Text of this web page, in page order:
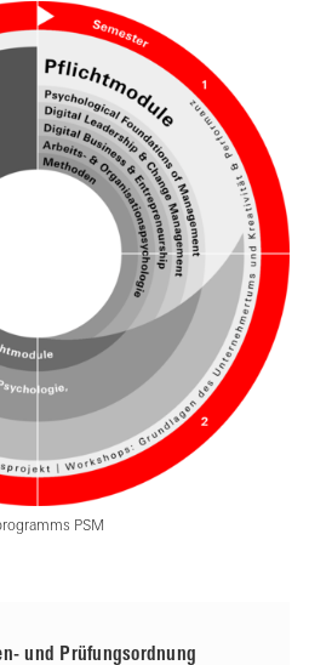
PSM
und Prüfungsordnung